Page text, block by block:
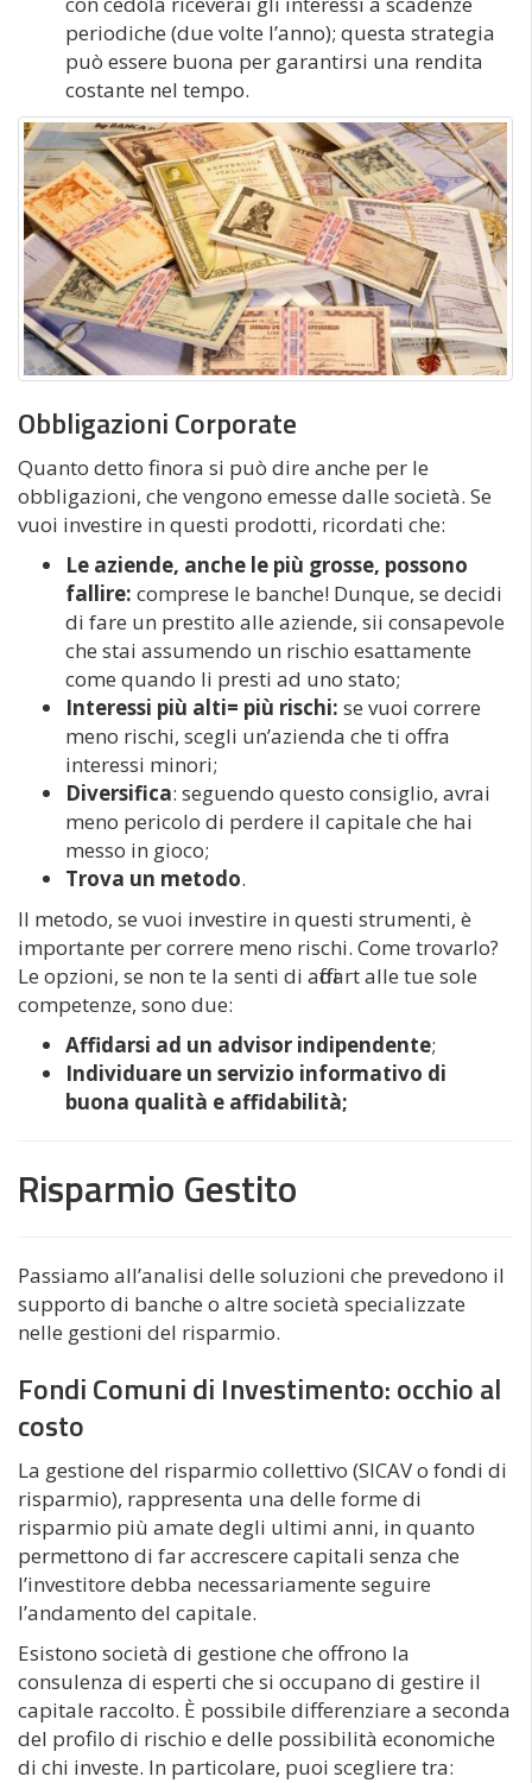
periodiche (due volte l’anno); questa strategia
può essere buona per garantirsi una rendita
costante nel tempo.
Obbligazioni Corporate
Quanto detto finora si può dire anche per le
obbligazioni, che vengono emesse dalle società. Se
vuoi investire in questi prodotti, ricordati che:
Le aziende, anche le più grosse, possono
fallire: comprese le banche! Dunque, se decidi
di fare un prestito alle aziende, sii consapevole
che stai assumendo un rischio esattamente
come quando li presti ad uno stato;
Interessi più alti= più rischi: se vuoi correre
meno rischi, scegli un’azienda che ti offra
interessi minori;
Diversifica: seguendo questo consiglio, avrai
meno pericolo di perdere il capitale che hai
messo in gioco;
Trova un metodo.
Il metodo, se vuoi investire in questi strumenti, è
importante per correre meno rischi. Come trovarlo?
Le opzioni, se non te la senti di affidart alle tue sole
competenze, sono due:
Affidarsi ad un advisor indipendente;
Individuare un servizio informativo di
buona qualità e affidabilità;
Risparmio Gestito
Passiamo all’analisi delle soluzioni che prevedono il
supporto di banche o altre società specializzate
nelle gestioni del risparmio.
Fondi Comuni di Investimento: occhio al
costo
La gestione del risparmio collettivo (SICAV o fondi di
risparmio), rappresenta una delle forme di
risparmio più amate degli ultimi anni, in quanto
permettono di far accrescere capitali senza che
l’investitore debba necessariamente seguire
l’andamento del capitale.
Esistono società di gestione che offrono la
consulenza di esperti che si occupano di gestire il
capitale raccolto. È possibile differenziare a seconda
del profilo di rischio e delle possibilità economiche
di chi investe. In particolare, puoi scegliere tra: